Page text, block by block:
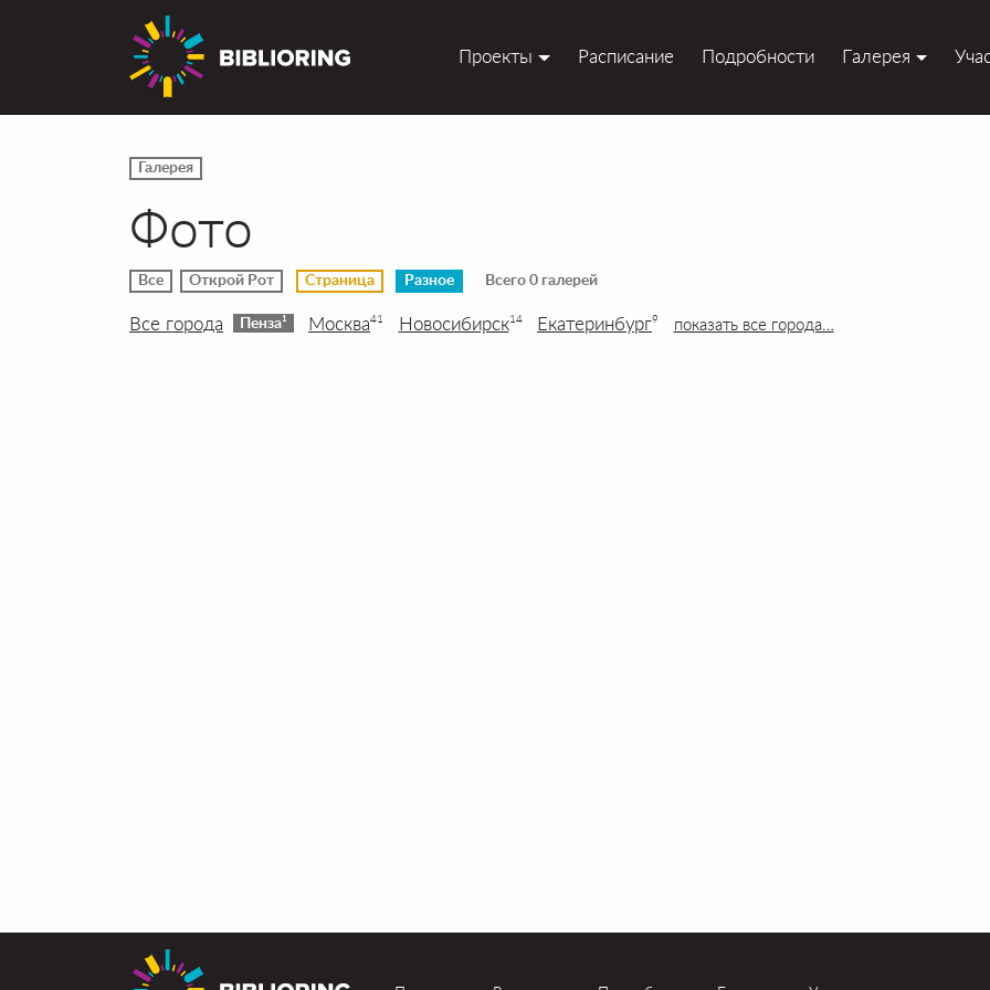
Проекты Расписание Подробности Галерея
Галерея
Фото
Все Открой Рот Страница Разное Всего 0 галерей
Все города Пенза1 Москва41 Новосибирск14 Екатеринбург9 показать все города…